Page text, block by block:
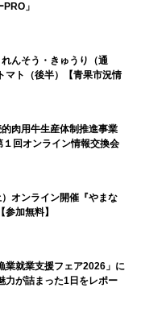
」
んそう・きゅうり（通
マト（後半）【青果市況情
肉用牛生産体制推進事業
回オンライン情報交換会
オンライン開催『やまな
加無料】
業就業支援フェア2026」に
力が詰まった1日をレポー